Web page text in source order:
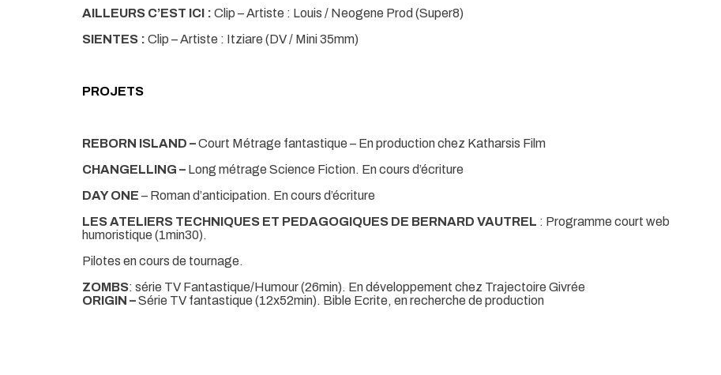
AILLEURS C’EST ICI : Clip – Artiste : Louis / Neogene Prod (Super8)
SIENTES : Clip – Artiste : Itziare (DV / Mini 35mm)
PROJETS
REBORN ISLAND –Court Métrage fantastique – En production chez Katharsis Film
CHANGELLING – Long métrage Science Fiction. En cours d’écriture
DAY ONE – Roman d’anticipation. En cours d’écriture
LES ATELIERS TECHNIQUES ET PEDAGOGIQUES DE BERNARD VAUTREL : Programme court web
humoristique (1min30).
Pilotes en cours de tournage.
ZOMBS: série TV Fantastique/Humour (26min). En développement chez Trajectoire Givrée
ORIGIN –Série TV fantastique (12x52min). Bible Ecrite, en recherche de production